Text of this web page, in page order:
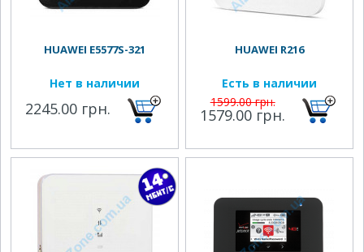
HUAWEI E5577S-321
Нет в наличии
2245.00 грн.
HUAWEI R216
Есть в наличии
1599.00 грн.
1579.00 грн.